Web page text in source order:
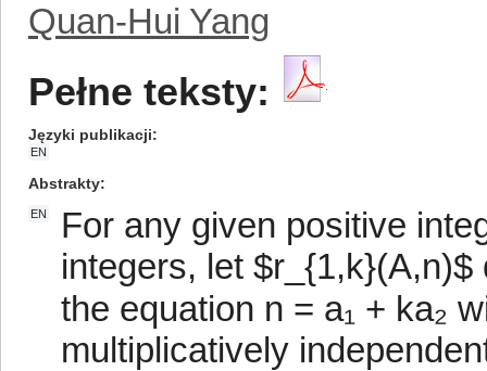
Quan-Hui Yang
Pełne teksty:
Języki publikacji
EN
Abstrakty
EN
For any given positive
integers, let
the equation n = a₁ + ka₂
multiplicatively